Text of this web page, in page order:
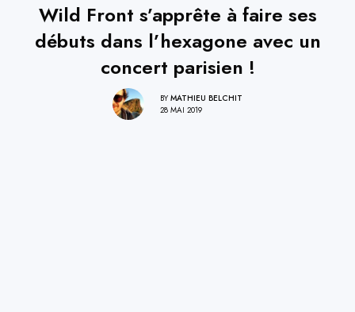
Wild Front s’apprête à faire ses
débuts dans l’hexagone avec un
concert parisien !
BY MATHIEU BELCHIT
28 MAI 2019